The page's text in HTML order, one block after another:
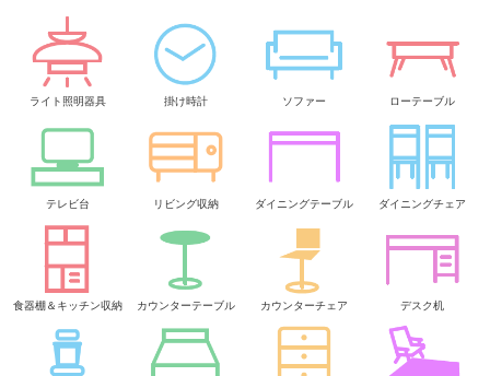
ライト照明器具 掛け時計 ソファー ローテーブル
テレビ台 リビング収納 ダイニングテーブル ダイニングチェア
食器棚＆キッチン収納 カウンターテーブル カウンターチェア デスク机